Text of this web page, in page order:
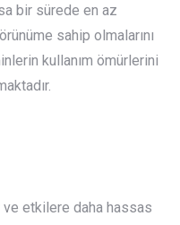
bir sürede en az
sahip olmalarını
kullanım ömürlerini
etkilere daha hassas